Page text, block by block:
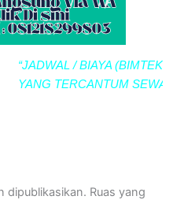
“JADWAL / BIAYA (BIMTEK /
YANG TERCANTUM
dipublikasikan. Ruas yang